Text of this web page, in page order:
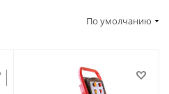
По умолчанию